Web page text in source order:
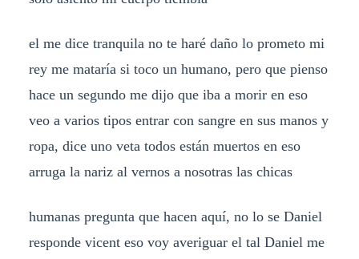
el me dice tranquila no te haré daño lo prometo mi
rey me mataría si toco un humano, pero que pienso
hace un segundo me dijo que iba a morir en eso
veo a varios tipos entrar con sangre en sus manos y
ropa, dice uno veta todos están muertos en eso
arruga la nariz al vernos a nosotras las chicas
humanas pregunta que hacen aquí, no lo se Daniel
responde vicent eso voy averiguar el tal Daniel me